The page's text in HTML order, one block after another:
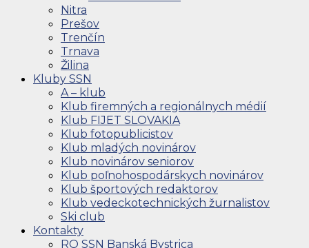
Nitra
Prešov
Trenčín
Trnava
Žilina
Kluby SSN
A – klub
Klub firemných a regionálnych médií
Klub FIJET SLOVAKIA
Klub fotopublicistov
Klub mladých novinárov
Klub novinárov seniorov
Klub poľnohospodárskych novinárov
Klub športových redaktorov
Klub vedeckotechnických žurnalistov
Ski club
Kontakty
RO SSN Banská Bystrica